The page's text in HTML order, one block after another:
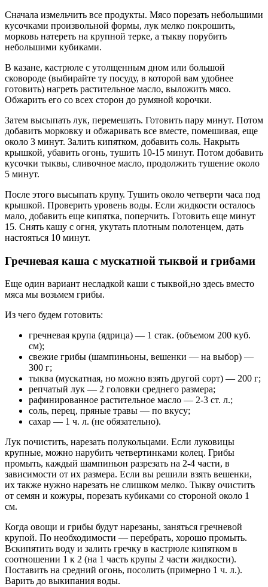
Сначала измельчить все продукты. Мясо порезать небольшими
кусочками произвольной формы, лук мелко покрошить,
морковь натереть на крупной терке, а тыкву порубить
небольшими кубиками.
В казане, кастрюле с утолщенным дном или большой
сковороде (выбирайте ту посуду, в которой вам удобнее
готовить) нагреть растительное масло, выложить мясо.
Обжарить его со всех сторон до румяной корочки.
Затем высыпать лук, перемешать. Готовить пару минут. Потом
добавить морковку и обжаривать все вместе, помешивая, еще
около 3 минут. Залить кипятком, добавить соль. Накрыть
крышкой, убавить огонь, тушить 10-15 минут. Потом добавить
кусочки тыквы, сливочное масло, продолжить тушение около
5 минут.
После этого высыпать крупу. Тушить около четверти часа под
крышкой. Проверить уровень воды. Если жидкости осталось
мало, добавить еще кипятка, поперчить. Готовить еще минут
15. Снять кашу с огня, укутать плотным полотенцем, дать
настояться 10 минут.
Гречневая каша с мускатной тыквой и грибами
Еще один вариант несладкой каши с тыквой,но здесь вместо
мяса мы возьмем грибы.
Из чего будем готовить:
гречневая крупа (ядрица) — 1 стак. (объемом 200 куб.
см);
свежие грибы (шампиньоны, вешенки — на выбор) —
300 г;
тыква (мускатная, но можно взять другой сорт) — 200 г;
репчатый лук — 2 головки среднего размера;
рафинированное растительное масло — 2-3 ст. л.;
соль, перец, пряные травы — по вкусу;
сахар — 1 ч. л. (не обязательно).
Лук почистить, нарезать полукольцами. Если луковицы
крупные, можно нарубить четвертинками колец. Грибы
промыть, каждый шампиньон разрезать на 2-4 части, в
зависимости от их размера. Если вы решили взять вешенки,
их также нужно нарезать не слишком мелко. Тыкву очистить
от семян и кожуры, порезать кубиками со стороной около 1
см.
Когда овощи и грибы будут нарезаны, заняться гречневой
крупой. По необходимости — перебрать, хорошо промыть.
Вскипятить воду и залить гречку в кастрюле кипятком в
соотношении 1 к 2 (на 1 часть крупы 2 части жидкости).
Поставить на средний огонь, посолить (примерно 1 ч. л.).
Варить до выкипания воды.